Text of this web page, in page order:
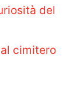
del
cimitero